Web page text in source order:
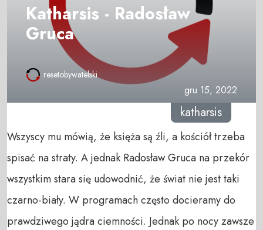
Katharsis - Radosław
Gruca
resetobywatelski
gru 15, 2022
katharsis
Wszyscy mu mówią, że księża są źli, a kościół trzeba
spisać na straty. A jednak Radosław Gruca na przekór
wszystkim stara się udowodnić, że świat nie jest taki
czarno-biały. W programach często docieramy do
prawdziwego jądra ciemności. Jednak po nocy zawsze